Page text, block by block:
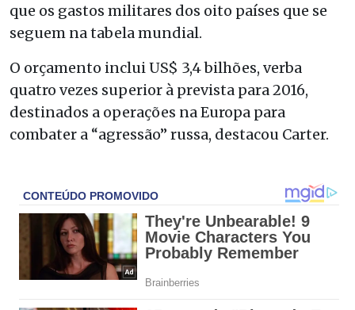
que os gastos militares dos oito países que se
seguem na tabela mundial.
O orçamento inclui US$ 3,4 bilhões, verba
quatro vezes superior à prevista para 2016,
destinados a operações na Europa para
combater a “agressão” russa, destacou Carter.